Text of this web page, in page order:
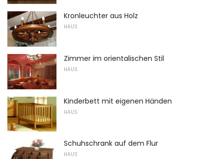
Kronleuchter aus Holz
HAUS
Zimmer im orientalischen Stil
HAUS
Kinderbett mit eigenen Händen
HAUS
Schuhschrank auf dem Flur
HAUS